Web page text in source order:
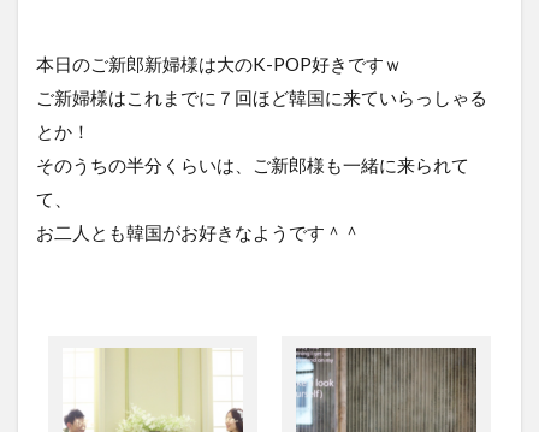
本日のご新郎新婦様は大のK-POP好きですｗ
ご新婦様はこれまでに７回ほど韓国に来ていらっしゃる
とか！
そのうちの半分くらいは、ご新郎様も一緒に来られて
て、
お二人とも韓国がお好きなようです＾＾